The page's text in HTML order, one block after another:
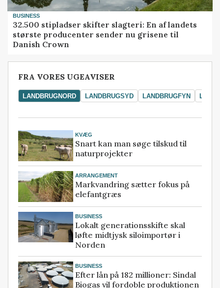
BUSINESS
32.500 stipladser skifter slagteri: En af landets
største producenter sender nu grisene til
Danish Crown
FRA VORES UGEAVISER
LANDBRUGNORD LANDBRUGSYD LANDBRUGFYN
KVÆG
Snart kan man søge tilskud til
naturprojekter
ARRANGEMENT
Markvandring sætter fokus på
elefantgræs
BUSINESS
Lokalt generationsskifte skal
løfte midtjysk siloimportør i
Norden
BUSINESS
Efter lån på 182 millioner: Sindal
Biogas vil fordoble produktionen